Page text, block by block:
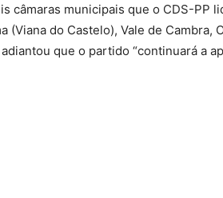
câmaras municipais que o CDS-PP
(Viana do Castelo), Vale de
que o partido “continuará a